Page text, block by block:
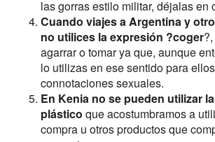
las gorras estilo militar, déjalas en
Cuando viajes a Argentina y
no utilices la expresión ?coger
agarrar o tomar ya que, aunque
lo utilizas en ese sentido para
connotaciones sexuales.
En Kenia no se pueden utilizar
plástico que acostumbramos a
compra u otros productos que